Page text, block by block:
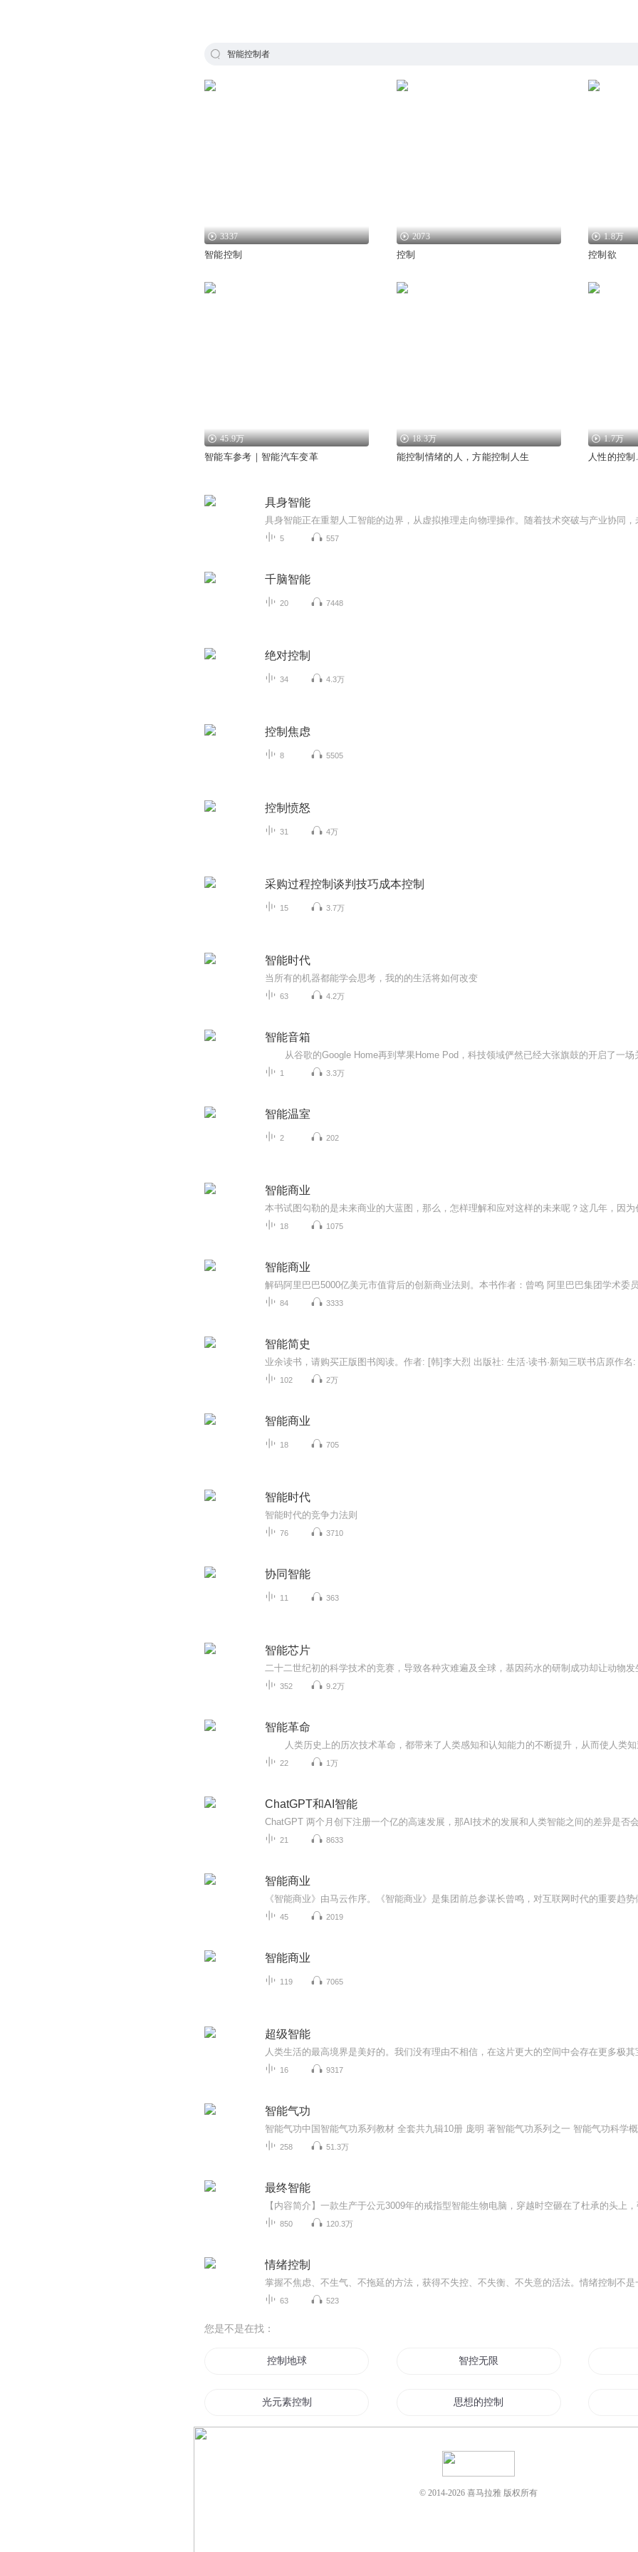
智能控制者
3337
智能控制
2073
控制
1.8万
控制欲
45.9万
智能车参考｜智能汽车变革
18.3万
能控制情绪的人，方能控制人生
1.7万
人性的控
具身智能
5 557
千脑智能
20 7448
绝对控制
34 4.3万
控制焦虑
8 5505
控制愤怒
31 4万
采购过程控制谈判技巧成本控制
15 3.7万
智能时代
当所有的机器都能学会思考，我的的生活将如何改变
63 4.2万
智能音箱
1 3.3万
智能温室
2 202
智能商业
18 1075
智能商业
84 3333
智能简史
102 2万
智能商业
18 705
智能时代
智能时代的竞争力法则
76 3710
协同智能
11 363
智能芯片
352 9.2万
智能革命
22 1万
ChatGPT和AI智能
21 8633
智能商业
45 2019
智能商业
119 7065
超级智能
16 9317
智能气功
258 51.3万
最终智能
850 120.3万
情绪控制
63 523
您是不是在找：
控制地球 智控无限
光元素控制者 思想的控制
© 2014-2026 喜马拉雅 版权所有